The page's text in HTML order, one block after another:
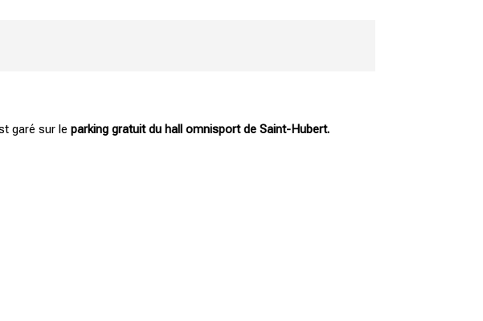
garé sur leparking gratuit du hall omnisport de Saint-Hubert.